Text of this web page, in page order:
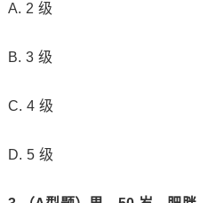
A. 2 级
B. 3 级
C. 4 级
D. 5 级